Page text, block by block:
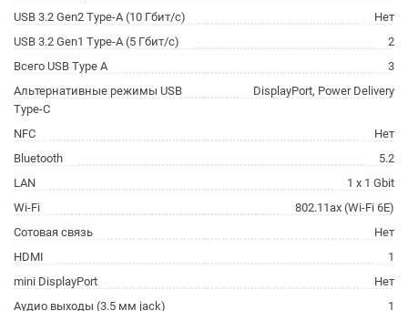
USB 3.2 Gen2 Type-A (10 Гбит/с)
Нет
USB 3.2 Gen1 Type-A (5 Гбит/с)
2
Всего USB Type A
3
Альтернативные режимы USB
Type-C
DisplayPort, Power Delivery
NFC
Нет
Bluetooth
5.2
LAN
1 x 1 Gbit
Wi-Fi
802.11ax (Wi-Fi 6E)
Сотовая связь
Нет
HDMI
1
mini DisplayPort
Нет
Аудио выходы (3.5 мм jack)
1